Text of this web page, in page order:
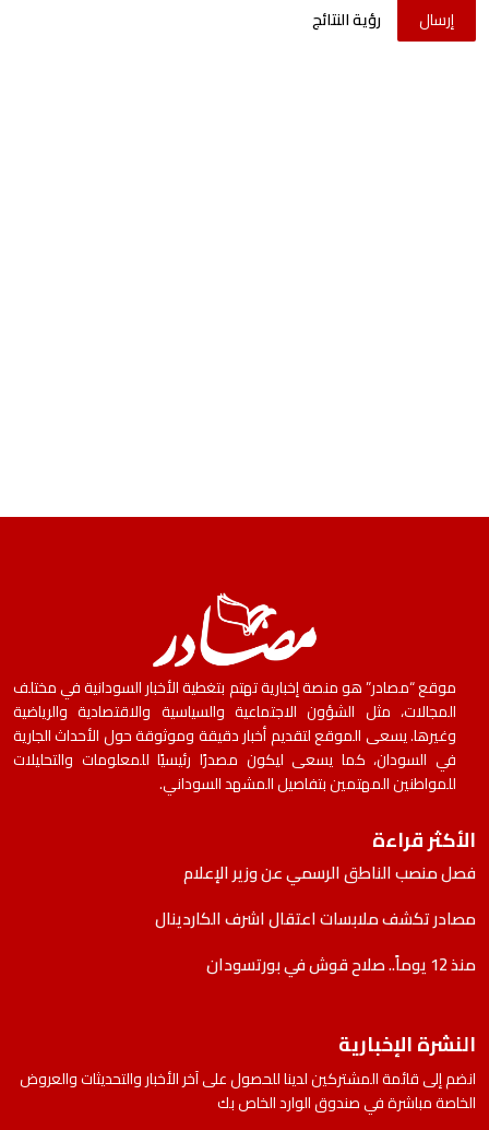
إرسال رؤية النتائج
موقع “مصادر” هو منصة إخبارية تهتم بتغطية الأخبار السودانية في مختلف
المجالات، مثل الشؤون الاجتماعية والسياسية والاقتصادية والرياضية
وغيرها. يسعى الموقع لتقديم أخبار دقيقة وموثوقة حول الأحداث الجارية
في السودان، كما يسعى ليكون مصدرًا رئيسيًا للمعلومات والتحليلات
للمواطنين المهتمين بتفاصيل المشهد السوداني.
الأكثر قراءة
فصل منصب الناطق الرسمي عن وزير الإعلام
مصادر تكشف ملابسات اعتقال اشرف الكاردينال
منذ 12 يوماً.. صلاح قوش في بورتسودان
النشرة الإخبارية
انضم إلى قائمة المشتركين لدينا للحصول على آخر الأخبار والتحديثات والعروض
الخاصة مباشرة في صندوق الوارد الخاص بك